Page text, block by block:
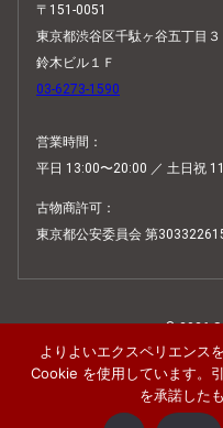
〒151-0051
東京都渋谷区千駄ヶ谷五丁目３
鈴木ビル１Ｆ
03-6273-1590
営業時間：
平日 13:00〜20:00 ／ 土日祝
古物商許可：
東京都公安委員会 第
© 2026
よりよいエクスペリエンス
Cookie を使用しています。
を承諾した